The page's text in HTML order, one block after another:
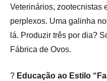
Veterinários, zootecnistas
perplexos. Uma galinha
lá. Produzir três por dia?
Fábrica de Ovos.
? Educação ao Estilo